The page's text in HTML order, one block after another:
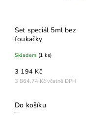
Set speciál 5ml bez
foukačky
Skladem (1 ks)
3 864,74 Kč včetně DPH
3 194 Kč
Do košíku